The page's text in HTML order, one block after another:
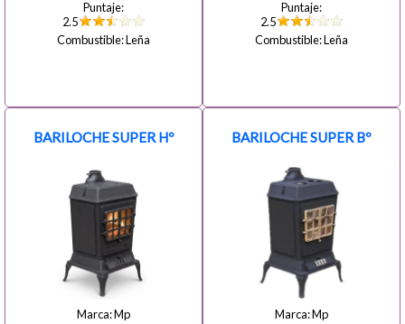
2.5
Leña
2.5
Leña
BARILOCHE SUPER Hº
Mp
BARILOCHE SUPER Bº
Mp